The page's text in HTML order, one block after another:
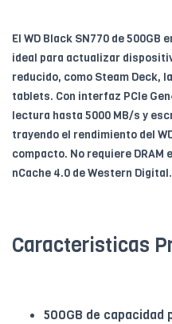
El WD Black SN770 de 500GB
ideal para actualizar
reducido, como Steam Deck,
tablets. Con interfaz PCIe
lectura hasta 5000 MB/s y
trayendo el rendimiento del
compacto. No requiere
nCache 4.0 de Western Digital.
Caracteristicas
500GB de capacidad